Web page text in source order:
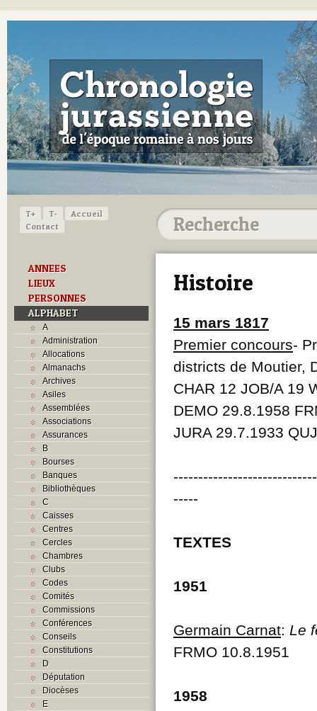
T+ T-
Accueil
Contact
ANNEES
LIEUX
PERSONNES
ALPHABET
A
Administration
Allocations
Almanachs
Archives
Asiles
Assemblées
Associations
Assurances
B
Bourses
Banques
Bibliothèques
C
Caisses
Centres
Cercles
Chambres
Clubs
Codes
Comités
Commissions
Conférences
Conseils
Constitutions
D
Députation
Diocèses
E
Histoire
15 mars 1817
Premier concours-
districts de Moutier,
CHAR 12 JOB/A 19
DEMO 29.8.1958
JURA 29.7.1933
-----
TEXTES
1951
Germain Carnat: Le
FRMO 10.8.1951
1958